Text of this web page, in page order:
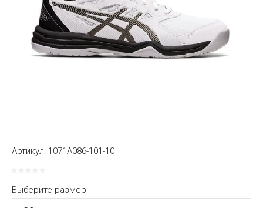
Артикул: 1071A086-101-10
Выберите размер: